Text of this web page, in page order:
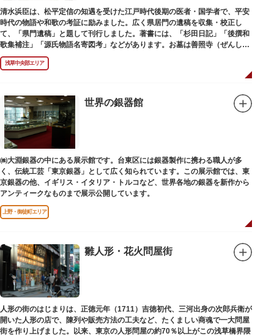
清水浜臣は、松平定信の知遇を受けた江戸時代後期の医者・国学者で、平安
時代の物語や和歌の考証に励みました。広く県居門の遺稿を収集・校正し
て、「県門遺稿」と題して刊行しました。著書には、「杉田日記」「後撰和
歌集補注」「源氏物語名寄図考」などがあります。お墓は善照寺（ぜんしょ
うじ）境内にあります。
浅草中央部エリア
世界の銀器館
㈱大淵銀器の中にある展示館です。台東区には銀器製作に携わる職人が多
く、伝統工芸「東京銀器」として広く知られています。この展示館では、東
京銀器の他、イギリス・イタリア・トルコなど、世界各地の銀器を新作から
アンティークなものまで展示公開しています。
上野・御徒町エリア
雛人形・花火問屋街
人形の街のはじまりは、正徳元年（1711）吉徳初代、三河出身の次郎兵衛が
開いた人形の店で、陳列や販売方法の工夫など、たくましい商魂で一大問屋
街を作り上げました。以来、東京の人形問屋の約70％以上がこの浅草橋界隈